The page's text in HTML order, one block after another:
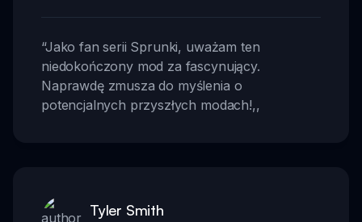
“Jako fan serii Sprunki, uważam ten
niedokończony mod za fascynujący.
Naprawdę zmusza do myślenia o
potencjalnych przyszłych modach!,,
Tyler Smith